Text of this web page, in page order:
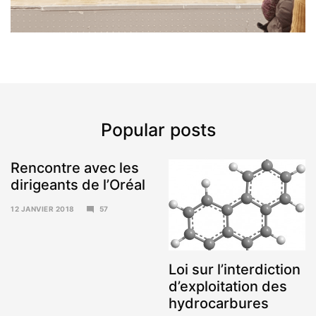
Popular posts
Rencontre avec les
dirigeants de l’Oréal
12 JANVIER 2018
57
Loi sur l’interdiction
d’exploitation des
hydrocarbures